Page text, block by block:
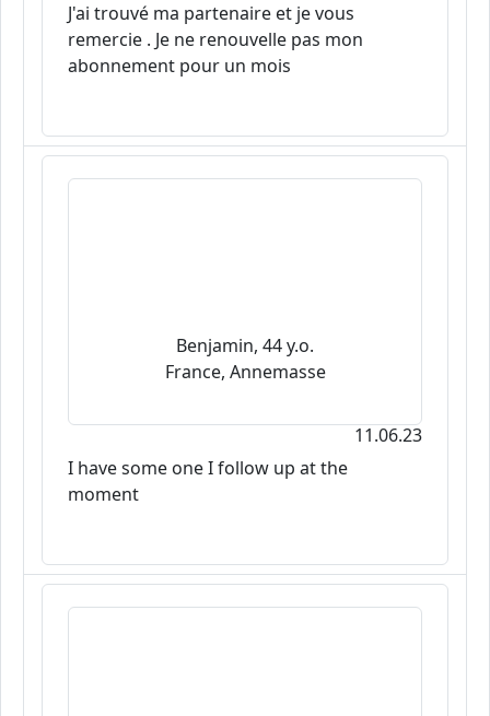
J'ai trouvé ma partenaire et je vous
remercie . Je ne renouvelle pas mon
abonnement pour un mois
Benjamin, 44 y.o.
France, Annemasse
11.06.23
I have some one I follow up at the
moment